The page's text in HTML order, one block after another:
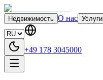
Недвижимость О нас Услуги
+49 178 3045000